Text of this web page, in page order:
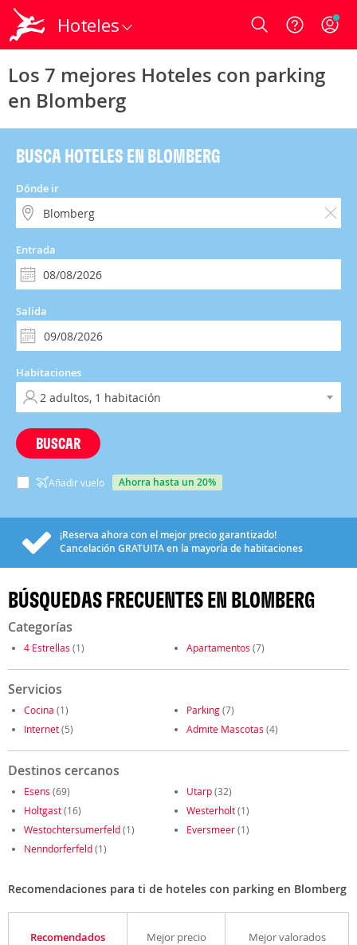
Hoteles Login
Los 7 mejores Hoteles con parking
en Blomberg
BUSCA HOTELES EN BLOMBERG
Dónde ir
Entrada
Salida
Habitaciones
BUSCAR
Añadir vuelo ahorra hasta un 20%
¡Reserva ahora con el mejor precio garantizado!
Cancelación GRATUITAen la mayoría de habitaciones
BÚSQUEDAS FRECUENTES EN BLOMBERG
Categorías
4 Estrellas (1) Apartamentos (7)
Servicios
Cocina (1) Parking(7)
Internet(5) Admite Mascotas (4)
Destinos cercanos
Esens (69) Utarp(32)
Holtgast(16) Westerholt(1)
Westochtersumerfeld(1) Eversmeer(1)
Nenndorferfeld(1)
Recomendaciones para ti de hoteles con parking en Blomberg
Recomendados Mejor precio Mejor valorados